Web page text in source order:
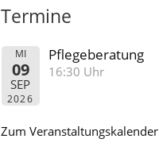
Termine
MI
09
SEP
2026
Pflegeberatung
16:30 Uhr
Zum Veranstaltungskalender